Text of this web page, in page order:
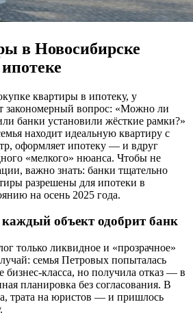
в Новосибирске
квартиры в ипотеку, у
закономерный вопрос: «Можно ли
банки установили жёсткие рамки?»
находит идеальную квартиру с
оформляет ипотеку — и вдруг
«мелкого» нюанса. Чтобы не
важно знать: банки тщательно
разрешены для ипотеки в
на осень 2025 года.
объект одобрит банк
только ликвидное и «прозрачное»
семья Петровых попыталась
бизнес-класса, но получила отказ — в
планировка без согласования. В
трата на юристов — и пришлось